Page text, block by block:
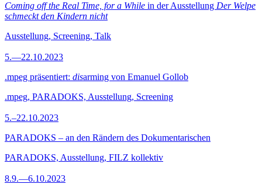
Coming off the Real Time, for a While in der Ausstellung Der Welpe
schmeckt den Kindern nicht
Ausstellung, Screening, Talk
5.—22.10.2023
.mpeg präsentiert: disarming von Emanuel Gollob
.mpeg, PARADOKS, Ausstellung, Screening
5.–22.10.2023
PARADOKS – an den Rändern des Dokumentarischen
PARADOKS, Ausstellung, FILZ kollektiv
8.9.—6.10.2023